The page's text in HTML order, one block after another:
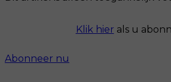
Klik hier als u
Abonneer nu